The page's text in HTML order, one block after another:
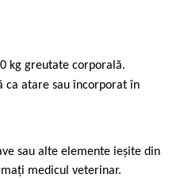
kg greutate corporală.
ca atare sau încorporat în
sau alte elemente ieșite din
medicul veterinar.